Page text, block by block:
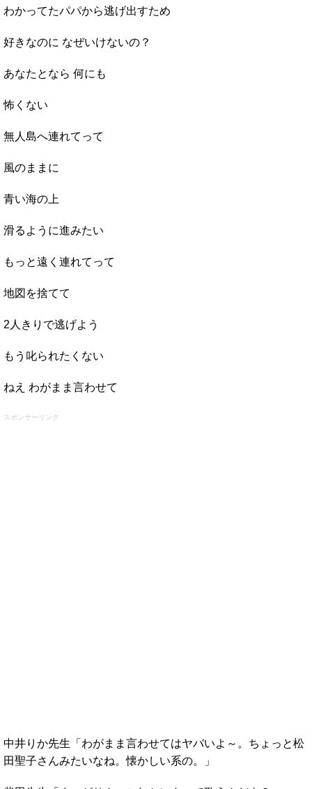
わかってたパパから逃げ出すため
好きなのに なぜいけないの？
あなたとなら 何にも
怖くない
無人島へ連れてって
風のままに
青い海の上
滑るように進みたい
もっと遠く連れてって
地図を捨てて
2人きりで逃げよう
もう叱られたくない
ねえ わがまま言わせて
スポンサーリンク
中井りか先生「わがまま言わせてはヤバいよ～。ちょっと松
田聖子さんみたいなね。懐かしい系の。」